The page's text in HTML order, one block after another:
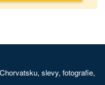
slevy, fotografie,